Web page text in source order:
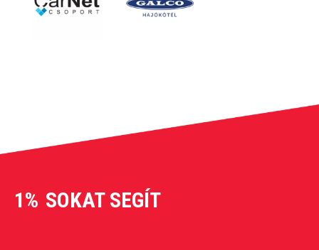
1% SOKAT SEGÍT